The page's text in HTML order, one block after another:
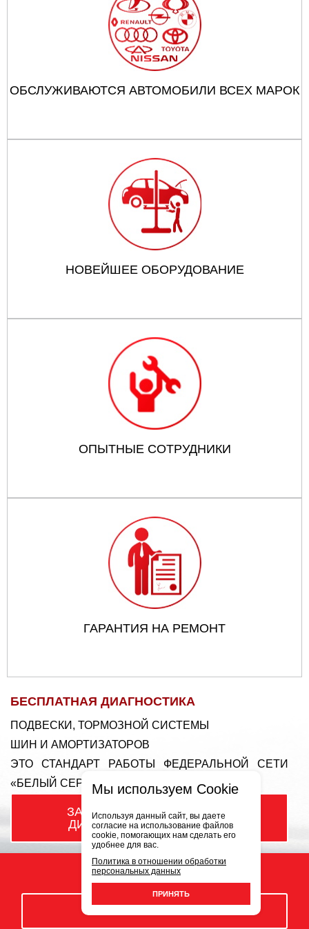
ОБСЛУЖИВАЮТСЯ АВТОМОБИЛИ ВСЕХ МАРОК
НОВЕЙШЕЕ ОБОРУДОВАНИЕ
ОПЫТНЫЕ СОТРУДНИКИ
ГАРАНТИЯ НА РЕМОНТ
БЕСПЛАТНАЯ ДИАГНОСТИКА
ПОДВЕСКИ, ТОРМОЗНОЙ СИСТЕМЫ
ШИН И АМОРТИЗАТОРОВ
ЭТО СТАНДАРТ РАБОТЫ ФЕДЕРАЛЬНОЙ СЕТИ
«БЕЛЫЙ СЕРВИС»!
ЗАПИСЬ НАБЕСПЛАТНУЮ
ДИАГНОСТИКУ ПОДВЕСКИ
Мы используем Cookie
Используя данный сайт, вы даете
согласие на использование файлов
cookie, помогающих нам сделать его
удобнее для вас.
Политика в отношении обработки
персональных данных
ПРИНЯТЬ